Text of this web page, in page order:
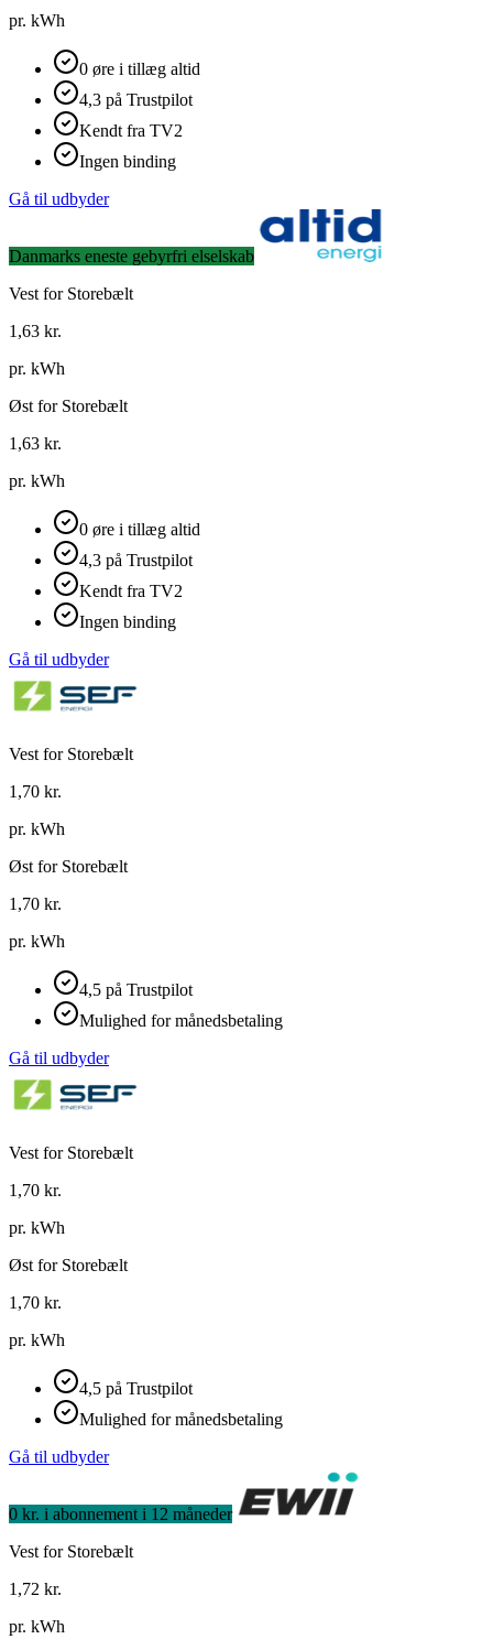
pr. kWh
0 øre i tillæg altid
4,3 på Trustpilot
Kendt fra TV2
Ingen binding
Gå til udbyder
Danmarks eneste gebyrfri elselskab
Vest for Storebælt
1,63 kr.
pr. kWh
Øst for Storebælt
1,63 kr.
pr. kWh
0 øre i tillæg altid
4,3 på Trustpilot
Kendt fra TV2
Ingen binding
Gå til udbyder
Vest for Storebælt
1,70 kr.
pr. kWh
Øst for Storebælt
1,70 kr.
pr. kWh
4,5 på Trustpilot
Mulighed for månedsbetaling
Gå til udbyder
Vest for Storebælt
1,70 kr.
pr. kWh
Øst for Storebælt
1,70 kr.
pr. kWh
4,5 på Trustpilot
Mulighed for månedsbetaling
Gå til udbyder
0 kr. i abonnement i 12 måneder
Vest for Storebælt
1,72 kr.
pr. kWh